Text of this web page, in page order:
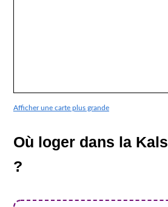
Afficher une carte plus grande
Où loger dans la
?